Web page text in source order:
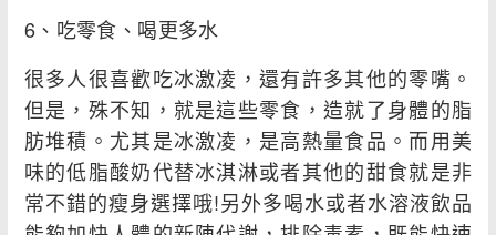
6、吃零食、喝更多水
很多人很喜歡吃冰激凌，還有許多其他的零嘴。
但是，殊不知，就是這些零食，造就了身體的脂
肪堆積。尤其是冰激凌，是高熱量食品。而用美
味的低脂酸奶代替冰淇淋或者其他的甜食就是非
常不錯的瘦身選擇哦!另外多喝水或者水溶液飲品